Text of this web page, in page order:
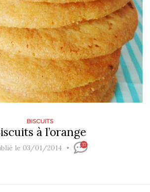
BISCUITS
à l’orange
le 03/01/2014 37